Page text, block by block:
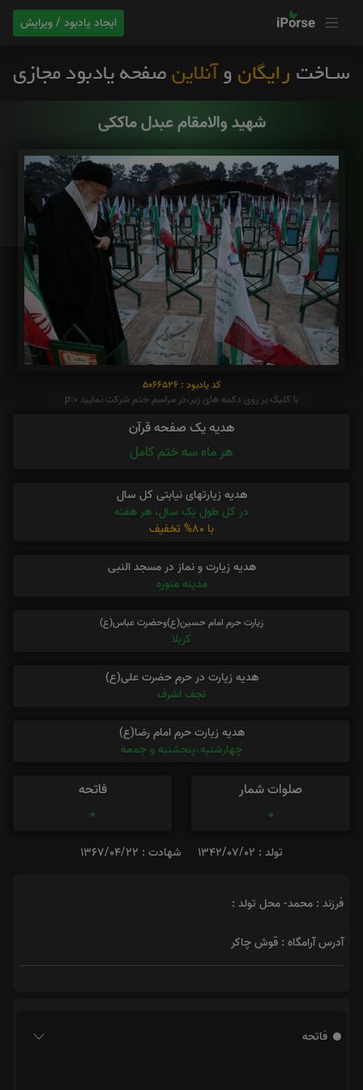
ایجاد یادبود / ویرایش
شهید والامقام عبدل ماککی
کد یادبود : 5066526
با کلیک بر روی دکمه های زیر،در مراسم ختم شرکت نمایید p:0
هدیه یک صفحه قرآن
هر ماه سه ختم کامل
هدیه زیارتهای نیابتی کل سال
در کل طول یک سال، هر هفته
با 80% تخفیف
هدیه زیارت و نماز در مسجد النبی
مدینه منوره
زیارت حرم امام حسین(ع)وحضرت عباس(ع)
کربلا
هدیه زیارت در حرم حضرت علی(ع)
نجف اشرف
هدیه زیارت حرم امام رضا(ع)
چهارشنبه،پنجشنبه و جمعه
صلوات شمار
0
فاتحه
0
تولد : 1342/07/02 شهادت : 1367/04/22
فرزند : محمد- محل تولد :
آدرس آرامگاه : قوش چاکر
فاتحه